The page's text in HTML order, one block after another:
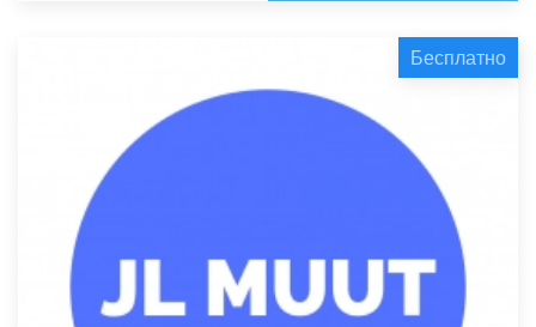
Бесплатно